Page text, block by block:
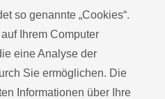
so genannte „Cookies“.
Ihrem Computer
eine Analyse der
Sie ermöglichen. Die
Informationen über Ihre